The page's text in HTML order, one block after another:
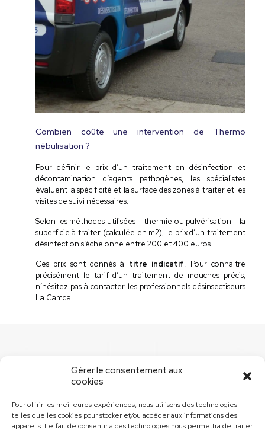
Gérer le consentement aux
cookies
Pour offrir les meilleures expériences, nous utilisons des technologies
telles que les cookies pour stocker et/ou accéder aux informations des
appareils. Le fait de consentir à ces technologies nous permettra de traiter
Combien coûte une intervention de Thermo
nébulisation ?
Pour définir le prix d’un traitement en désinfection et
décontamination d’agents pathogènes, les spécialistes
évaluent la spécificité et la surface des zones à traiter et les
visites de suivi nécessaires.
Selon les méthodes utilisées - thermie ou pulvérisation - la
superficie à traiter (calculée en m2), le prix d’un traitement
désinfection s’échelonne entre 200 et 400 euros.
Ces prix sont donnés à titre indicatif. Pour connaitre
précisément le tarif d’un traitement de mouches précis,
n’hésitez pas à contacter les professionnels désinsectiseurs
La Camda.
03 26 04 74 00